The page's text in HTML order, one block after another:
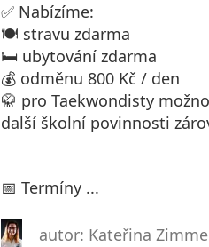
✅ Nabízíme:
🍽️ stravu zdarma
🛏️ ubytování zdarma
💰 odměnu 800 Kč / den
🥋 pro Taekwondisty
další školní povinnosti
📅 Termíny ...
autor: Kateřina